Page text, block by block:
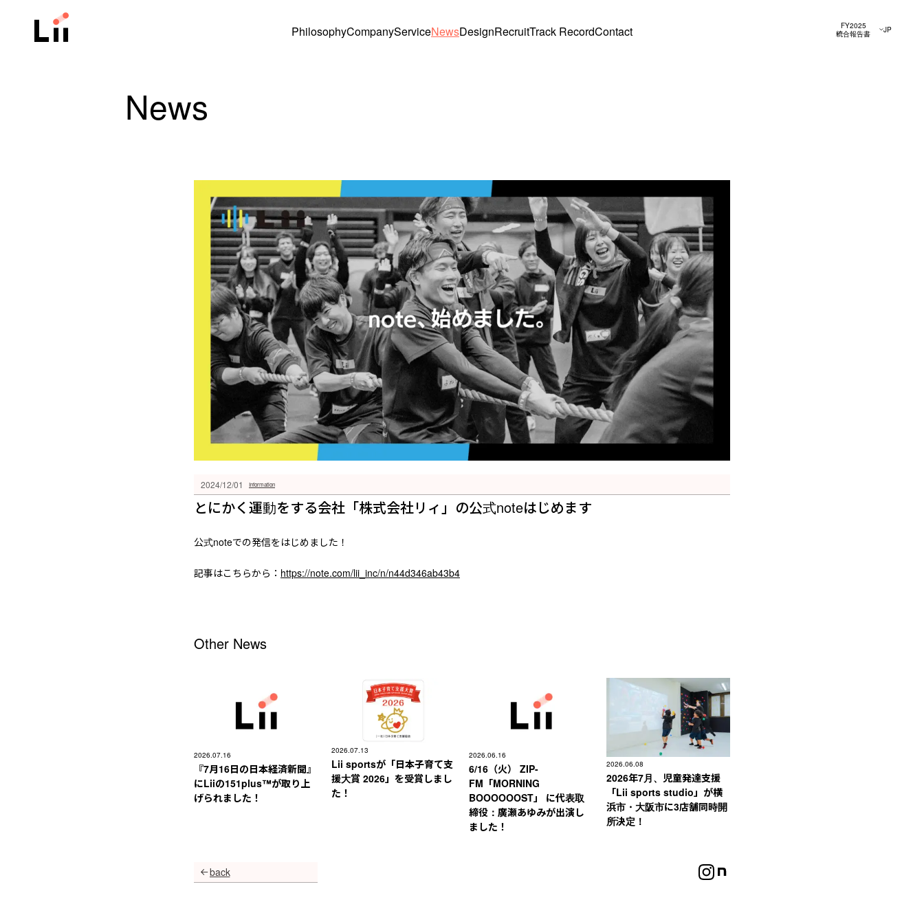
PhilosophyCompanyServiceNewsDesignRecruitTrack RecordContact
FY2025
統合報告書
JP
News
2024/12/01 Information
とにかく運動をする会社「株式会社リィ」の公式noteはじめます
公式noteでの発信をはじめました！
記事はこちらから： https://note.com/lii_inc/n/n44d346ab43b4
Other News
2026.07.16
『7月16日の日本経済新聞』
にLiiの151plus™︎が取り上
げられました！
2026.07.13
Lii sportsが「日本子育て支
援大賞 2026」を受賞しまし
た！
2026.06.16
6/16（火） ZIP-
FM「MORNING
BOOOOOOST」 に代表取
締役：廣瀬あゆみが出演し
ました！
2026.06.08
2026年7月、児童発達支援
「Lii sports studio」が横
浜市・大阪市に3店舗同時開
所決定！
back